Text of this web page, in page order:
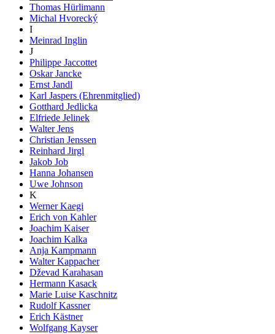
Thomas Hürlimann
Michal Hvorecký
I
Meinrad Inglin
J
Philippe Jaccottet
Oskar Jancke
Ernst Jandl
Karl Jaspers (Ehrenmitglied)
Gotthard Jedlicka
Elfriede Jelinek
Walter Jens
Christian Jenssen
Reinhard Jirgl
Jakob Job
Hanna Johansen
Uwe Johnson
K
Werner Kaegi
Erich von Kahler
Joachim Kaiser
Joachim Kalka
Anja Kampmann
Walter Kappacher
Dževad Karahasan
Hermann Kasack
Marie Luise Kaschnitz
Rudolf Kassner
Erich Kästner
Wolfgang Kayser